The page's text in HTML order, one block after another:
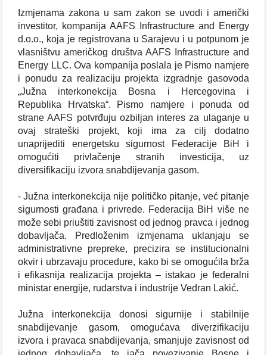
Izmjenama zakona u sam zakon se uvodi i američki
investitor, kompanija AAFS Infrastructure and Energy
d.o.o., koja je registrovana u Sarajevu i u potpunom je
vlasništvu američkog društva AAFS Infrastructure and
Energy LLC. Ova kompanija poslala je Pismo namjere
i ponudu za realizaciju projekta izgradnje gasovoda
„Južna interkonekcija Bosna i Hercegovina i
Republika Hrvatska“. Pismo namjere i ponuda od
strane AAFS potvrđuju ozbiljan interes za ulaganje u
ovaj strateški projekt, koji ima za cilj dodatno
unaprijediti energetsku sigurnost Federacije BiH i
omogućiti privlačenje stranih investicija, uz
diversifikaciju izvora snabdijevanja gasom.
- Južna interkonekcija nije političko pitanje, već pitanje
sigurnosti građana i privrede. Federacija BiH više ne
može sebi priuštiti zavisnost od jednog pravca i jednog
dobavljača. Predloženim izmjenama uklanjaju se
administrativne prepreke, precizira se institucionalni
okvir i ubrzavaju procedure, kako bi se omogućila brža
i efikasnija realizacija projekta – istakao je federalni
ministar energije, rudarstva i industrije Vedran Lakić.
Južna interkonekcija donosi sigurnije i stabilnije
snabdijevanje gasom, omogućava diverzifikaciju
izvora i pravaca snabdijevanja, smanjuje zavisnost od